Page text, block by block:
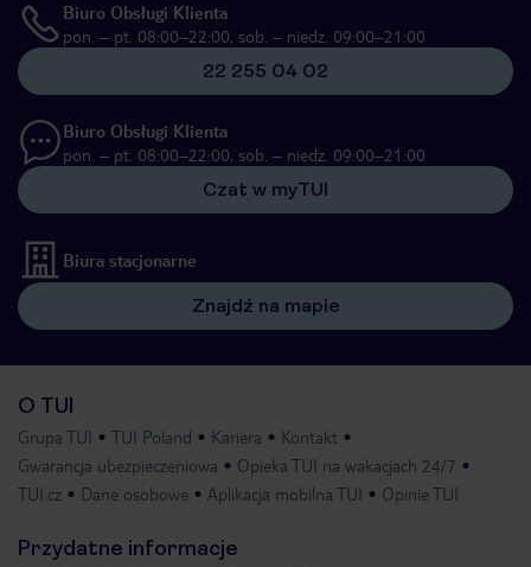
Biuro Obsługi Klienta
pon. – pt. 08:00–22:00, sob. – niedz. 09:00–21:00
22 255 04 02
Biuro Obsługi Klienta
pon. – pt. 08:00–22:00, sob. – niedz. 09:00–21:00
Czat w myTUI
Biura stacjonarne
Znajdź na mapie
O TUI
Grupa TUI TUI Poland Kariera
Kontakt
Gwarancja ubezpieczeniowa
Opieka TUI na wakacjach 24/7
TUI.cz
Dane osobowe Aplikacja mobilna TUI Opinie TUI
Przydatne informacje